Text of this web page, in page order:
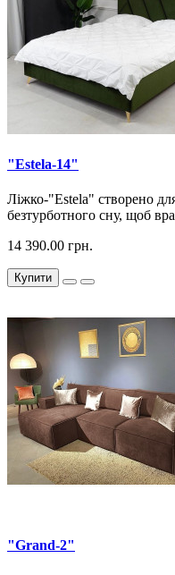
"Estela-14"
Ліжко-"Estela" створено
безтурботного сну, щоб
14 390.00 грн.
Купити
"Grand-2"